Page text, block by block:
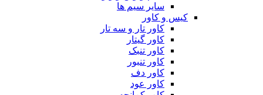
سایر سیم ها
کیس و کاور
کاور تار و سه تار
کاور گیتار
کاور تنبک
کاور تنبور
کاور دف
کاور عود